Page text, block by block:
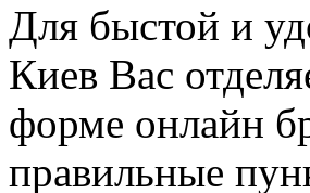
Для быстой и
Киев Вас
форме онлайн
правильные